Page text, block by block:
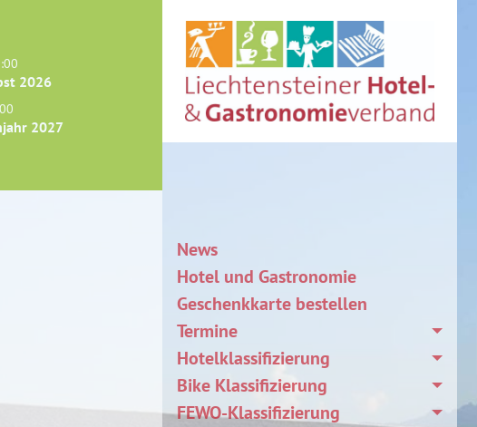
2026
2027
News
Hotel und Gastronomie
Geschenkkarte bestellen
Termine
Hotelklassifizierung
Bike Klassifizierung
FEWO-Klassifizierung